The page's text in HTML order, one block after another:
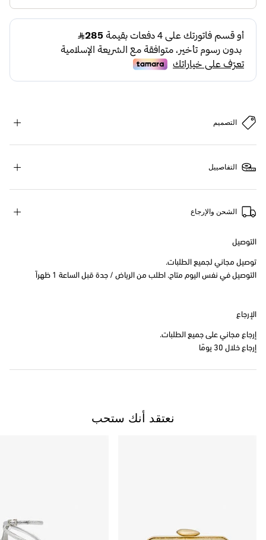
التصميم
التفاصييل
الشحن والإرجاع
التوصيل
توصيل مجاني لجميع الطلبات.
التوصيل في نفس اليوم متاح. اطلب من الرياض / جدة قبل الساعة 1 ظهراً
الإرجاع
إرجاع مجاني على جميع الطلبات.
إرجاع خلال 30 يومًا
نعتقد أنك ستحب